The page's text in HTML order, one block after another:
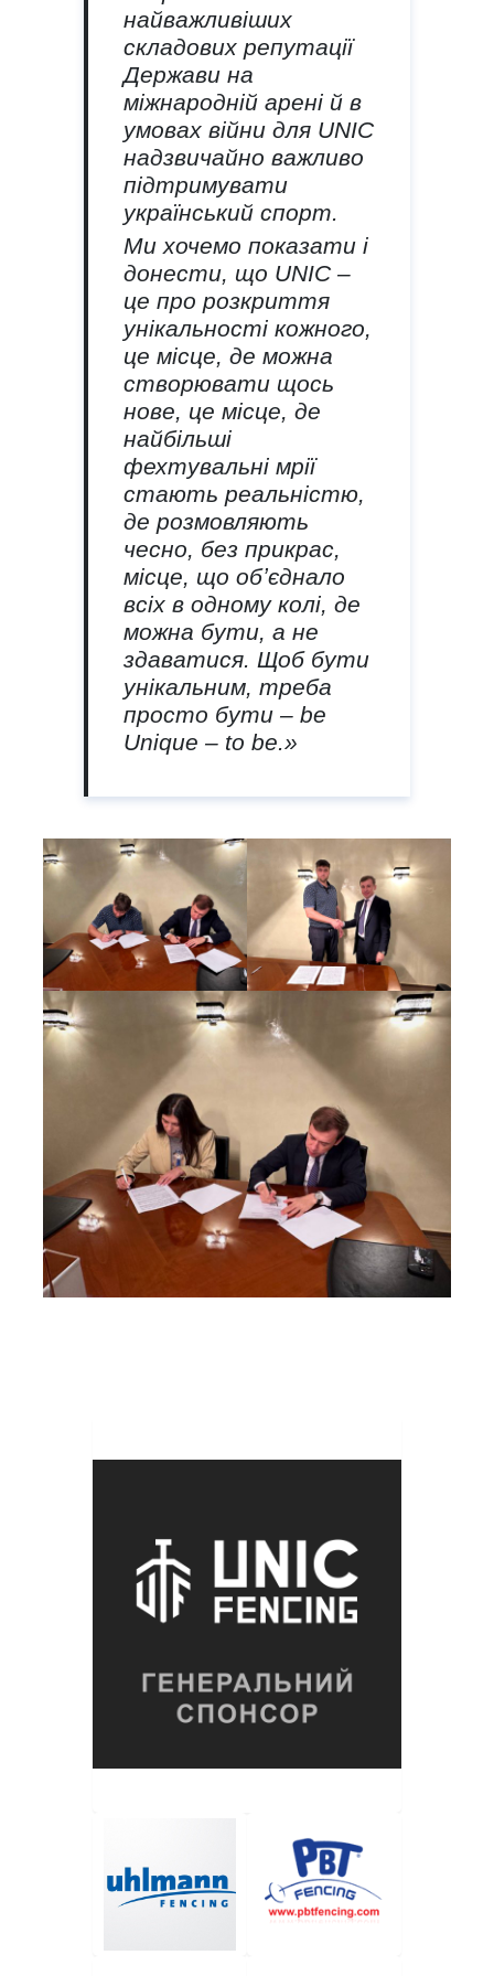
найважливіших
складових репутації
Держави на
міжнародній арені й в
умовах війни для UNIC
надзвичайно важливо
підтримувати
український спорт.
Ми хочемо показати і
донести, що UNIC –
це про розкриття
унікальності кожного,
це місце, де можна
створювати щось
нове, це місце, де
найбільші
фехтувальні мрії
стають реальністю,
де розмовляють
чесно, без прикрас,
місце, що обʼєднало
всіх в одному колі, де
можна бути, а не
здаватися. Щоб бути
унікальним, треба
просто бути – be
Unique – to be.»